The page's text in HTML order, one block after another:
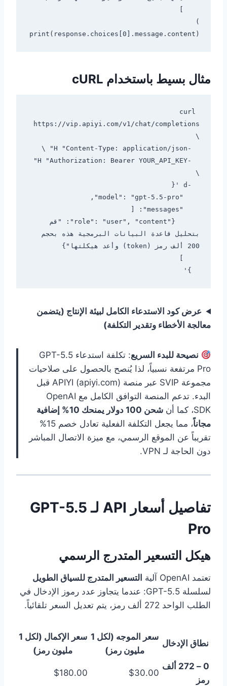
print(response.choices[0].message.content)
مثال بسيط باستخدام cURL
curl
عرض كود الاستدعاء الكامل لبيئة الإنتاج (يتضمن
معالجة الأخطاء وتقدير التكلفة)
نصيحة للبدء السريع
: تكلفة استدعاء GPT-5.5
Pro مرتفعة نسبياً، لذا يُنصح بالحصول على صلاحيات
مجموعة SVIP عبر منصة APIYI (apiyi.com) قبل
البدء. تدعم المنصة التوافق الكامل مع OpenAI
SDK، كما أن
شحن 100 دولار يمنحك 10% إضافية
مجاناً
، مما يجعل التكلفة الفعلية تعادل خصم 15%
تقريباً عن الموقع الرسمي، مع ميزة الاتصال المباشر
دون الحاجة لـ VPN.
تفاصيل أسعار API لـ GPT-5.5
Pro
هيكل التسعير المتدرج الرسمي
تعتمد OpenAI آلية
التسعير المتدرج للسياق الطويل
لسلسلة GPT-5.5: عندما يتجاوز عدد رموز الإدخال في
الطلب الواحد 272 ألف رمز، يتم تعديل السعر تلقائياً.
نطاق الإدخال
سعر الموجه (لكل 1
مليون رمز)
سعر الإكمال (لكل 1
مليون رمز)
0 – 272 ألف
رمز
$30.00
$180.00